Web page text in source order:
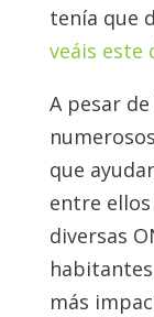
tenía que
veáis este
A pesar
que
entre
diversas
más